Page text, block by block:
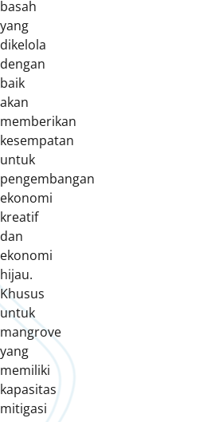
basah
yang
dikelola
dengan
baik
akan
memberikan
kesempatan
untuk
pengembangan
ekonomi
kreatif
dan
ekonomi
hijau.
Khusus
untuk
mangrove
yang
memiliki
kapasitas
mitigasi